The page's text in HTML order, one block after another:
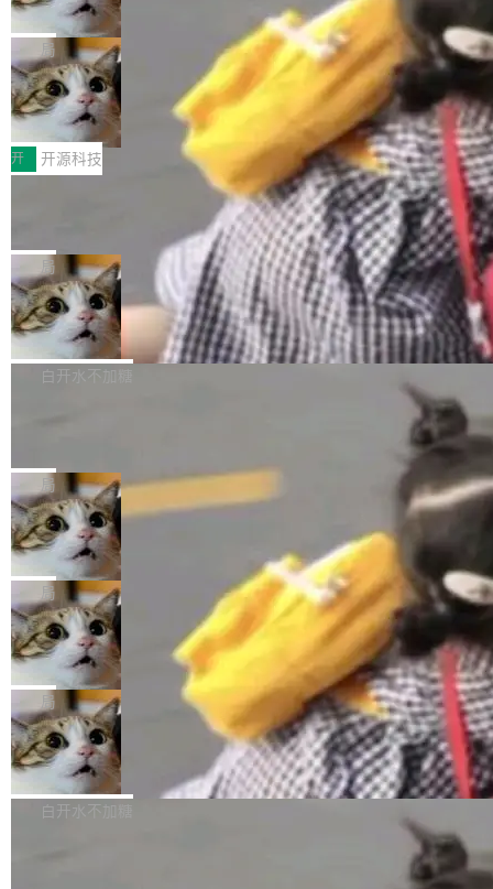
（<a href="https://bugzilla.mozilla.org/show_
bug.cgi?id=204...
orkers 跑了十年 Isolate。用 CEO Matthew Pri
nce 的话说：「我们一生都在用 Isolate 运行代
码，而 AI Agent 不需要容器，它们需要的是 Iso
late。」 容器为什么不合适 容器的问题在于启动
和销毁都太重了。一个 Agent 要执行的任务可能
只需要几毫秒的 CPU 时间，但容器从冷启动到
就绪要花数秒。如果未来有十...
诉讼，称“Apple is getting this wron
g”
上个月，苹果一纸诉状把 OpenAI 告上法庭，指
控其挖角苹果前员工并窃取商业秘密。苹果的诉
状把 OpenAI 描述成一个系统性地从前东家挖
人、套取机密信息的对手。 OpenAI 没发律师
函，也没选择庭外沉默。它在官网贴了一篇博
文，标题只有六个字：Apple is getting this wro
ng。 然后，它把邮件往来和 iMessage 聊天记
录全贴了出来。 他发错人了 苹果外部律师 Gabr
iel Gross 来自 Weil 律所，2 月 23 日下午 5:53
给 OpenAI 总法律顾问 Che Chang 发了封邮
件，附了一封长信，要求 OpenAI 配合调查前苹
果员工带走机密信...
局
HUAWEI MatePad Edge上架WorkBu
ddy鸿蒙PC版，说话就能干活的AI办公
搭子
全能AI工作台WorkBuddy鸿蒙PC版上架HUAWE
I MatePad Edge应用市场，直接下载即可使
用，与鸿蒙电脑上的体验一致。值得一提的是，
这是目前市面上唯一支持平板接入WorkBuddy P
C版的产品，搭载“人机双写”重磅功能——你写
你的，AI写AI的，同屏协作互不干扰。一句话让
AI帮你干活，现在开启全新体验！ 温馨提示：
体验WorkBuddy鸿蒙PC版前，请将 HUAWEI M
atePad Edge 升级至 HarmonyOS 6.1.0.135S
P9 patch03及以上版本。 *升级路径：设置 > 搜
开 开源科技
FFmpeg 9.0 发布：代号“Lei”，以此纪
全球知名开源多媒体框架 FFmpeg 今天正式发
布了 9.0 版本。这个版本除了带来新一代音视频
处理能力和硬件加速支持之外，还有一个特殊之
处：FFmpeg 9.0 的代号是“Lei”。 这个名字，
来自中国开发者雷霄骅（Lei Xiaohua）。 对于
很多中国音视频开发者而言，这个名字并不陌
“启蒙老师”。 而今年，恰好是雷霄骅离世十周
年。FFmpeg 社区最终选择用一个大版本的名
字，留下了这份纪念。 雷霄骅曾是中国传媒大学
数字电视技术方向的博士生，长期从事视频、音
频技...
局
亚马逊成本失控：AI 写代码烧掉 1215
万元，超预算 860%
外媒近日曝光了亚马逊的多份内部报告显示，AI
导致公司在多个项目上超支。《金融时报》报道
编写程序，目标是完成电商平台作者信息与商品
列表的数据匹配 —— 一项常规的数据处理任
务，最终却产生了 180 万美元的账单，实际支出
超出原定预算 860%。 更令人意外的是，该项目
最终并未成功落地，而高额算力消耗持续运行长
达 5 个月，公司直到财务对账时才察觉异常。这
意味着一个无人看管的 AI 程序，在近半年时间
里日夜不停地"烧钱"。 复盘显示，...
白开水不加糖
e CEO Clément Delangue 在 CNBC 的采访里
没有拐弯抹角。他说中国正在赢得 AI 竞赛，而
且按目前的速度，中国 AI 工具预计在今年底或
2027 年就能追上美国前沿实验室的水平。 Dela
ngue 把原因归结为一件事：开放协作。中国的
AI 开发者在一个共享和协作的生态里加速迭代，
而美国模型厂商在"闭门造车"。他的原话是 "buil
ding in silos"——各自为战，互不通气。 这个判
断从他嘴里说出来分量不同。Hugging Face 是
全球最大的开源 AI 平台，上面跑着上百万个模
型。谁在开源赛道上领先，...
局
当 AI agent 把源码变成了最好的扩展系
统，开发者工具必须开源
五年前，David Crawshaw 问过很多软件工程师
一个问题：你写过什么给自己用的程序？答案几
乎都是没有。工程师们整天用别人写的程序写程
序给别人用。偶尔有人自己写个博客系统、智能
家居控制、家庭实验室，都算稀奇事。 Crawsh
aw 是 Shelley 的作者，一个开源 AI coding age
nt。他最近在博客上写了一篇文章，核心论点很
简单：开发者工具必须开源。 理由不是传统的自
由软件情怀，而是一个跟 AI agent 直接相关的
技术判断。 两行 prompt 就能个性化任何软件 C
局
DeepSeek Harness 宣布内测邀请，全
网最大规模开源 Agent 路演现场诞生
一条内测招募帖，发出去的时候大概没人想到它
会变成一场开源 Agent 生态的路演。 8月1日，
DeepSeek Harness 团队负责人崔添翼（tiany
i）在 X 上发帖： 「如果你是 Agent Harness 相
关开源项目的开发者，希望参加 DeepSeek Har
ness 的内测，可以回复或私信联系我。请附上
局
商汤 SenseNova U1.5-Lite-Preview
开源
商汤科技宣布面向社区开源轻量级统一多模态模
型的预览版本 SenseNova U1.5-Lite-Preview。
白开水不加糖